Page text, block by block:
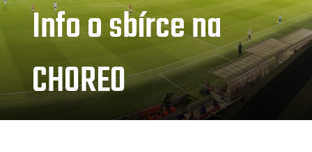
Info o sbírce na
CHOREO